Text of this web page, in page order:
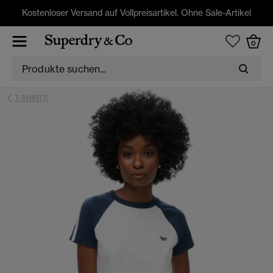
Kostenloser Versand auf Vollpreisartikel. Ohne Sale-Artikel
0
T-SHIRTS